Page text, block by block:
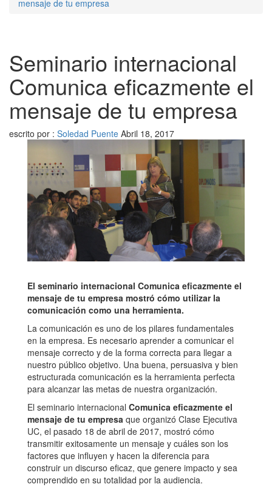
mensaje de tu empresa
Seminario internacional
Comunica eficazmente el
mensaje de tu empresa
escrito por : Soledad Puente Abril 18, 2017
El seminario internacional Comunica eficazmente el
mensaje de tu empresa mostró cómo utilizar la
comunicación como una herramienta.
La comunicación es uno de los pilares fundamentales
en la empresa. Es necesario aprender a comunicar el
mensaje correcto y de la forma correcta para llegar a
nuestro público objetivo. Una buena, persuasiva y bien
estructurada comunicación es la herramienta perfecta
para alcanzar las metas de nuestra organización.
El seminario internacional Comunica eficazmente el
mensaje de tu empresa que organizó Clase Ejecutiva
UC, el pasado 18 de abril de 2017, mostró cómo
transmitir exitosamente un mensaje y cuáles son los
factores que influyen y hacen la diferencia para
construir un discurso eficaz, que genere impacto y sea
comprendido en su totalidad por la audiencia.